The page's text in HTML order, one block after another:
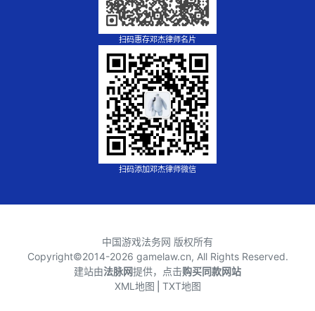
扫码惠存邓杰律师名片
扫码添加邓杰律师微信
中国游戏法务网 版权所有
Copyright©2014-2026 gamelaw.cn, All Rights Reserved.
建站由法脉网提供，点击购买同款网站
XML地图 TXT地图